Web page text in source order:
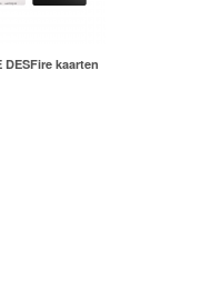
DESFire kaarten